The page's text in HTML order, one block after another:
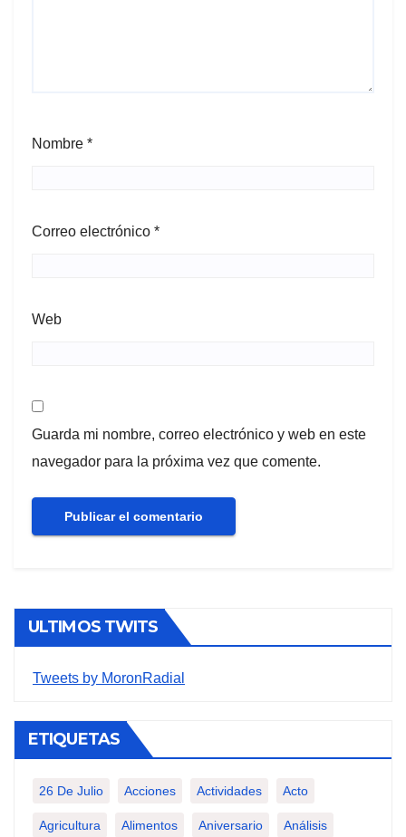
Nombre *
Correo electrónico *
Web
Guarda mi nombre, correo electrónico y web en este
navegador para la próxima vez que comente.
ULTIMOS TWITS
Tweets by MoronRadial
ETIQUETAS
26 De Julio Acciones Actividades Acto
Agricultura Alimentos Aniversario Análisis